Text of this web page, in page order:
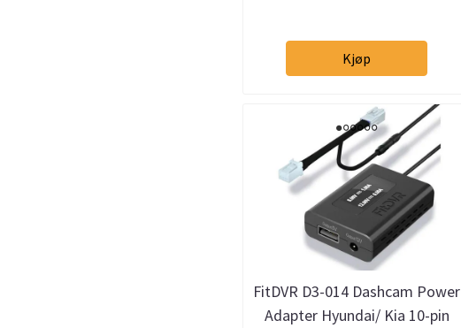
Kjøp
FitDVR D3-014 Dashcam Power
Adapter Hyundai/ Kia 10-pin